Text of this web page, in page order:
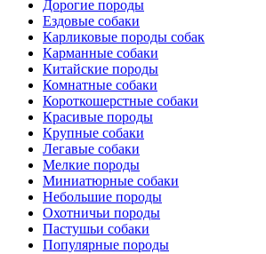
Дорогие породы
Ездовые собаки
Карликовые породы собак
Карманные собаки
Китайские породы
Комнатные собаки
Короткошерстные собаки
Красивые породы
Крупные собаки
Легавые собаки
Мелкие породы
Миниатюрные собаки
Небольшие породы
Охотничьи породы
Пастушьи собаки
Популярные породы